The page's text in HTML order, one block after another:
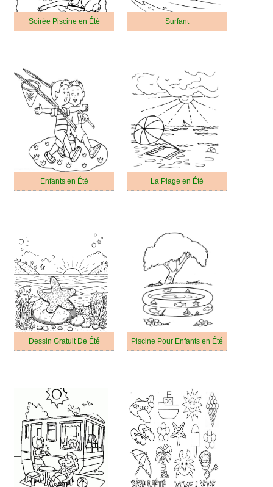
Soirée Piscine en Été Surfant
Enfants en Été La Plage en Été
Dessin Gratuit De Été Piscine Pour Enfants en Été